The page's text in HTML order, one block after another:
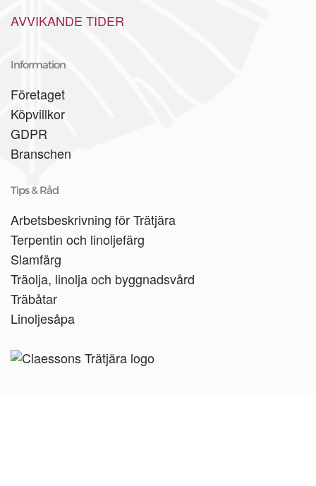
AVVIKANDE TIDER
Information
Företaget
Köpvillkor
GDPR
Branschen
Tips & Råd
Arbetsbeskrivning för Trätjära
Terpentin och linoljefärg
Slamfärg
Träolja, linolja och byggnadsvård
Träbåtar
Linoljesåpa